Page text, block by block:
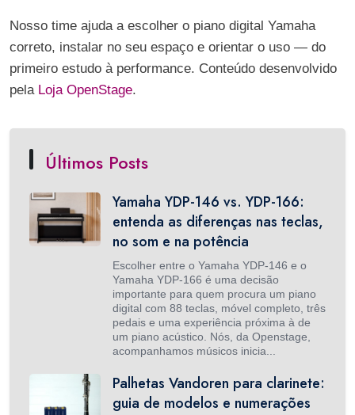
Nosso time ajuda a escolher o piano digital Yamaha
correto, instalar no seu espaço e orientar o uso — do
primeiro estudo à performance. Conteúdo desenvolvido
pela Loja OpenStage.
Últimos Posts
Yamaha YDP-146 vs. YDP-166:
entenda as diferenças nas teclas,
no som e na potência
Escolher entre o Yamaha YDP-146 e o
Yamaha YDP-166 é uma decisão
importante para quem procura um piano
digital com 88 teclas, móvel completo, três
pedais e uma experiência próxima à de
um piano acústico. Nós, da Openstage,
acompanhamos músicos inicia...
Palhetas Vandoren para clarinete:
guia de modelos e numerações